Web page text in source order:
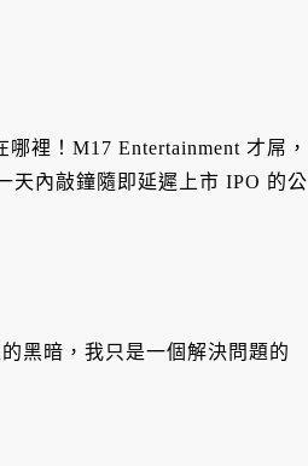
裡！M17 Entertainment 才屌，
天內敲鐘隨即延遲上市 IPO 的公
黑暗，我只是一個解決問題的